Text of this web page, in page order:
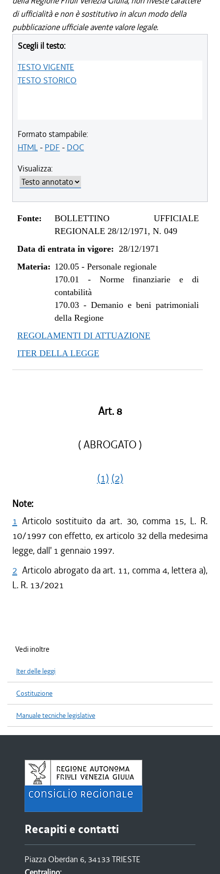
di ufficialità e non è sostitutivo in alcun modo della
pubblicazione ufficiale avente valore legale.
Scegli il testo:
TESTO VIGENTE
TESTO STORICO
Formato stampabile:
HTML- PDF - DOC
Visualizza:
Fonte:
BOLLETTINO UFFICIALE
REGIONALE 28/12/1971, N. 049
Data di entrata in vigore: 28/12/1971
Materia: 120.05- Personale regionale
170.01 - Norme finanziarie e di
contabilità
170.03- Demanio e beni patrimoniali
della Regione
REGOLAMENTI DI ATTUAZIONE
ITER DELLA LEGGE
Art. 8
( ABROGATO )
(1) (2)
Note:
1 Articolo sostituito da art. 30, comma 15, L. R.
10/1997 con effetto, ex articolo 32 della medesima
legge, dall' 1 gennaio 1997.
2 Articolo abrogato da art. 11, comma 4, lettera a),
L. R. 13/2021
Vedi inoltre
Iter delle leggi
Costituzione
Manuale tecniche legislative
Recapiti e contatti
Piazza Oberdan 6, 34133 TRIESTE